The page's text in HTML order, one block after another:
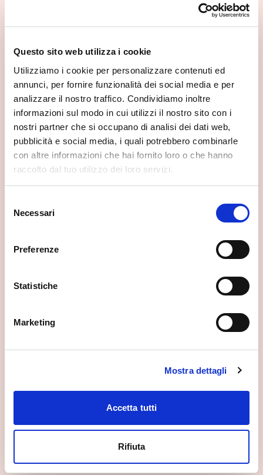
Questo sito web utilizza i cookie
Utilizziamo i cookie per personalizzare contenuti ed
annunci, per fornire funzionalità dei social media e per
analizzare il nostro traffico. Condividiamo inoltre
informazioni sul modo in cui utilizzi il nostro sito con i
nostri partner che si occupano di analisi dei dati web,
pubblicità e social media, i quali potrebbero combinarle
con altre informazioni che hai fornito loro o che hanno
raccolto dal tuo utilizzo dei loro servizi.
delNecessari
Preferenze
Statistiche
Marketing
Mostra dettagli
Accetta tutti
Rifiuta
Santuario della Madonna della Sassella
Sondrio